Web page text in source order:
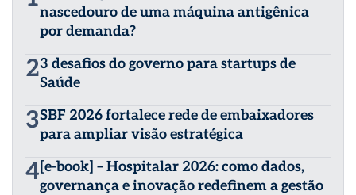
nascedouro de uma máquina antigênica
por demanda?
23 desafios do governo para startups de
Saúde
3SBF 2026 fortalece rede de embaixadores
para ampliar visão estratégica
4[e-book] – Hospitalar 2026: como dados,
governança e inovação redefinem a gestão